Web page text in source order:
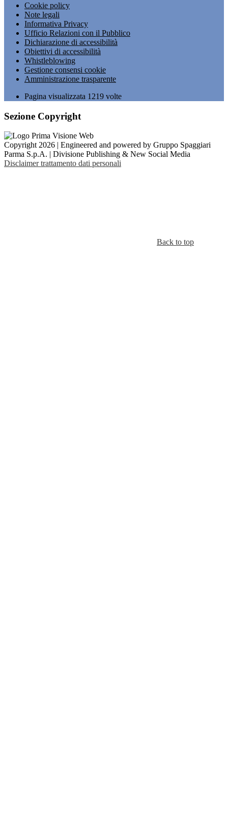
Cookie policy
Note legali
Informativa Privacy
Ufficio Relazioni con il Pubblico
Dichiarazione di accessibilità
Obiettivi di accessibilità
Whistleblowing
Gestione consensi cookie
Amministrazione trasparente
Pagina visualizzata 1219 volte
Sezione Copyright
Copyright 2026 | Engineered and powered by Gruppo Spaggiari
Parma S.p.A. | Divisione Publishing & New Social Media
Disclaimer trattamento dati personali
Back to top